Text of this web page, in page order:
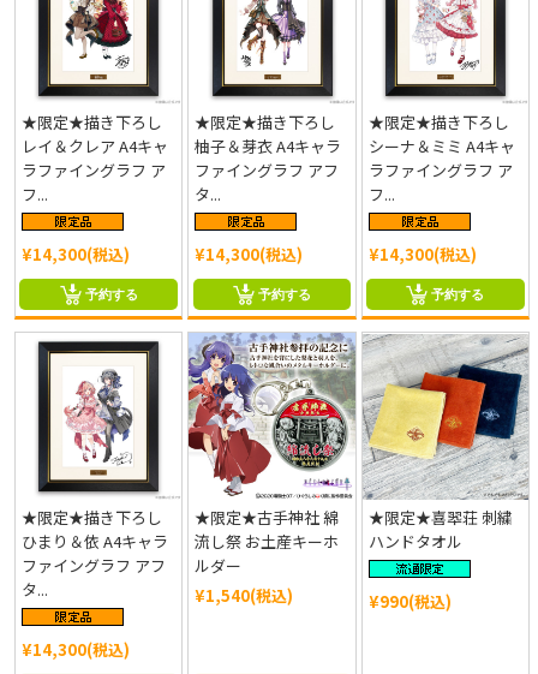
★限定★描き下ろし
レイ＆クレア A4キャ
ラファイングラフ ア
フ...
¥14,300(税込)
予約する
★限定★描き下ろし
柚子＆芽衣 A4キャラ
ファイングラフ アフ
タ...
¥14,300(税込)
予約する
★限定★描き下ろし
シーナ＆ミミ A4キャ
ラファイングラフ ア
フ...
¥14,300(税込)
予約する
★限定★描き下ろし
ひまり＆依 A4キャラ
ファイングラフ アフ
タ...
¥14,300(税込)
★限定★古手神社 綿
流し祭 お土産キーホ
ルダー
¥1,540(税込)
★限定★喜翆荘 刺繍
ハンドタオル
¥990(税込)